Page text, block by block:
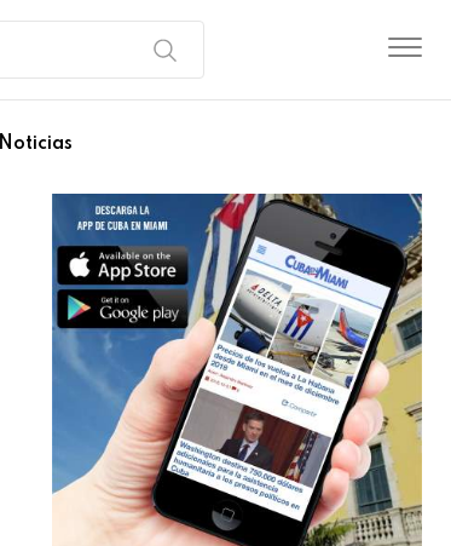
Noticias